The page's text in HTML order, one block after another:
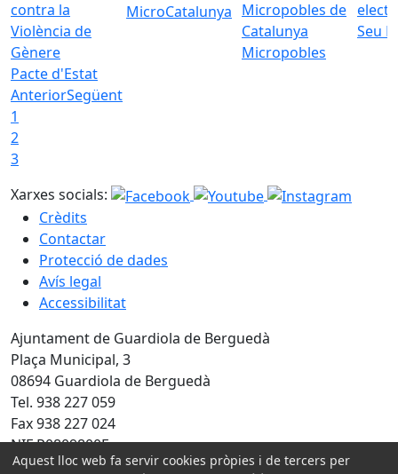
Pacte d'Estat
MicroCatalunya
Micropobles
Seu
AnteriorSegüent
1
2
3
Xarxes socials:
Crèdits
Contactar
Protecció de dades
Avís legal
Accessibilitat
Ajuntament de Guardiola de Berguedà
Plaça Municipal, 3
08694 Guardiola de Berguedà
Tel. 938 227 059
Fax 938 227 024
NIF P0809800F
Aquest lloc web fa servir cookies pròpies i de tercers per